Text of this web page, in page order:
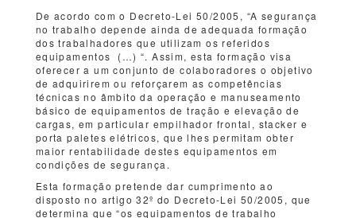
De acordo com o Decreto-Lei 50/2005, “A segurança
no trabalho depende ainda de adequada formação
dos trabalhadores que utilizam os referidos
equipamentos (…) “. Assim, esta formação visa
oferecer a um conjunto de colaboradores o objetivo
de adquirirem ou reforçarem as competências
técnicas no âmbito da operação e manuseamento
básico de equipamentos de tração e elevação de
cargas, em particular empilhador frontal, stacker e
porta paletes elétricos, que lhes permitam obter
maior rentabilidade destes equipamentos em
condições de segurança.
Esta formação pretende dar cumprimento ao
disposto no artigo 32º do Decreto-Lei 50/2005, que
determina que “os equipamentos de trabalho